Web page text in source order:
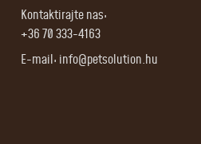
Kontaktirajte nas:
+36 70 333-4163
E-mail: info@petsolution.hu